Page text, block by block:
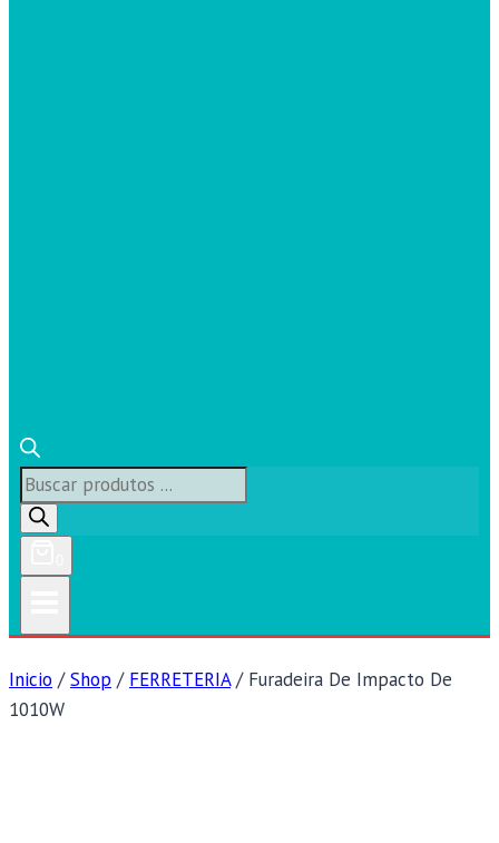
Búsqueda
de
productos
Inicio / Shop / FERRETERIA / Furadeira De Impacto De
1010W